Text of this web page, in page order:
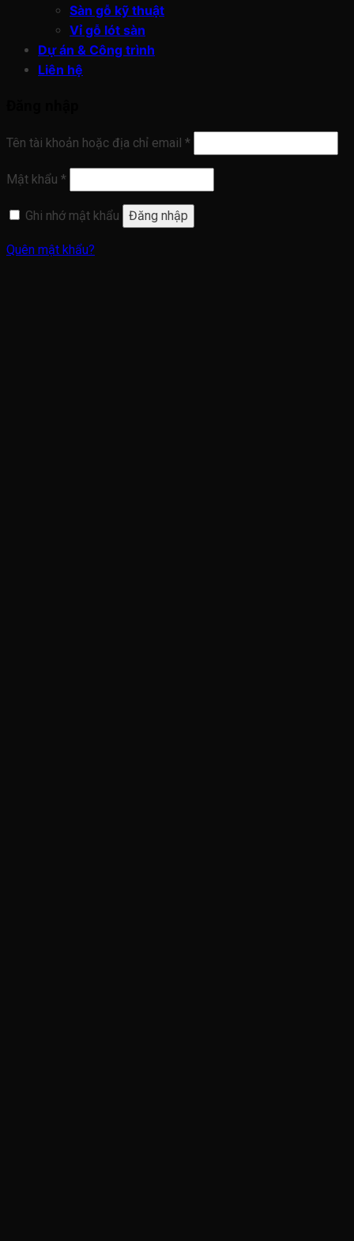
Sàn gỗ kỹ thuật
Vỉ gỗ lót sàn
Dự án & Công trình
Liên hệ
Tên tài khoản hoặc địa chỉ email *
Mật khẩu *
Ghi nhớ mật khẩu Đăng nhập
Quên mật khẩu?